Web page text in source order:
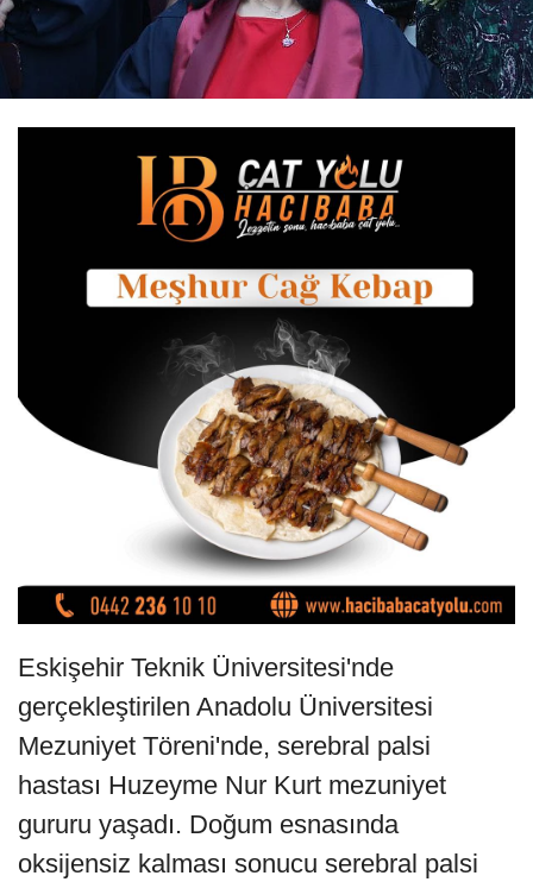
Eskişehir Teknik Üniversitesi'nde
gerçekleştirilen Anadolu Üniversitesi
Mezuniyet Töreni'nde, serebral palsi
hastası Huzeyme Nur Kurt mezuniyet
gururu yaşadı. Doğum esnasında
oksijensiz kalması sonucu serebral palsi